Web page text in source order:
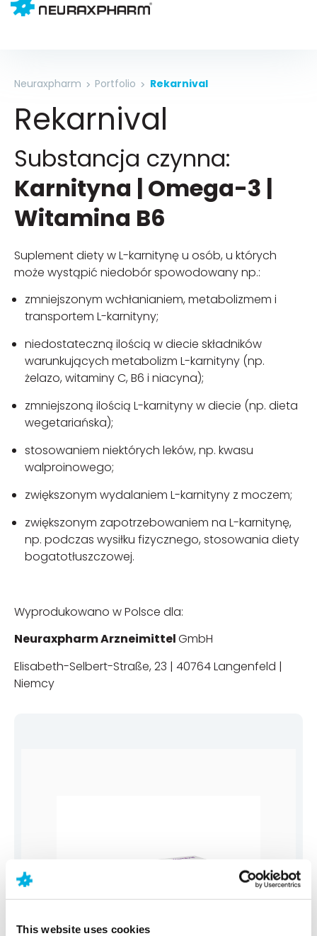
This website uses cookies
Neuraxpharm Portfolio Rekarnival
Rekarnival
Substancja czynna:
Karnityna | Omega-3 |
Witamina B6
Suplement diety w L-karnitynę u osób, u których
może wystąpić niedobór spowodowany np.:
zmniejszonym wchłanianiem, metabolizmem i
transportem L-karnityny;
niedostateczną ilością w diecie składników
warunkujących metabolizm L-karnityny (np.
żelazo, witaminy C, B6 i niacyna);
zmniejszoną ilością L-karnityny w diecie (np. dieta
wegetariańska);
stosowaniem niektórych leków, np. kwasu
walproinowego;
zwiększonym wydalaniem L-karnityny z moczem;
zwiększonym zapotrzebowaniem na L-karnitynę,
np. podczas wysiłku fizycznego, stosowania diety
bogatotłuszczowej.
Wyprodukowano w Polsce dla:
Neuraxpharm ArzneimittelGmbH
Elisabeth-Selbert-Straße, 23 | 40764 Langenfeld |
Niemcy